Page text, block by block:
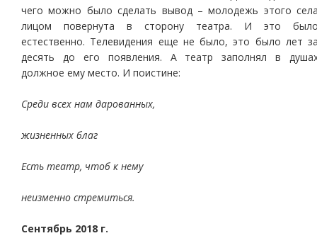
чего можно было сделать вывод – молодежь этого
лицом повернута в сторону театра. И это
естественно. Телевидения еще не было, это было лет
десять до его появления. А театр заполнял в
должное ему место. И поистине:
Среди всех нам дарованных,
жизненных благ
Есть театр, чтоб к нему
неизменно стремиться.
Сентябрь 2018 г.